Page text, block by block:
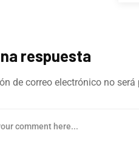
respuesta
de correo electrónico no será